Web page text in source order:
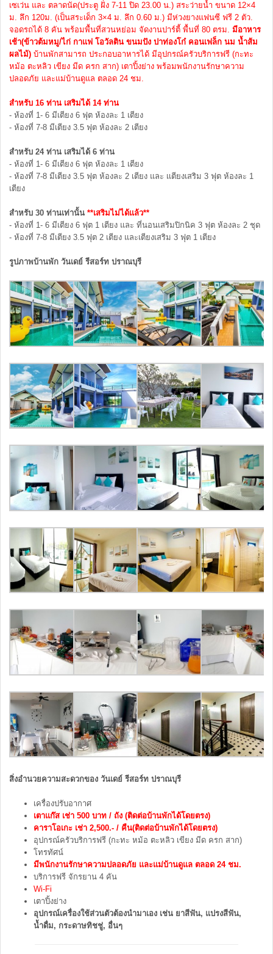
เซเว่น และ ตลาดนัด(ประตู ฝั่ง 7-11 ปิด 23.00 น.) สระว่ายน้ำ ขนาด 12×4
ม. ลึก 120ม. (เป็นสระเด็ก 3×4 ม. ลึก 0.60 ม.) มีห่วงยางแฟนซี ฟรี 2 ตัว.
จอดรถได้ 8 คัน พร้อมพื้นที่สวนหย่อม จัดงานปาร์ตี้ พื้นที่ 80 ตรม. มีอาหาร
เช้า(ข้าวต้มหมู/ไก่ กาแฟ โอวัลติน ขนมปัง ปาท่องโก๋ คอนเฟล็ก นม น้ำส้ม
ผลไม้) บ้านพักสามารถ ประกอบอาหารได้ มีอุปกรณ์ครัวบริการฟรี (กะทะ
หม้อ ตะหลิว เขียง มีด ครก สาก) เตาปิ้งย่าง พร้อมพนักงานรักษาความ
ปลอดภัย และแม่บ้านดูแล ตลอด 24 ชม.
สำหรับ 16 ท่าน เสริมได้ 14 ท่าน
- ห้องที่ 1- 6 มีเตียง 6 ฟุต ห้องละ 1 เตียง
- ห้องที่ 7-8 มีเตียง 3.5 ฟุต ห้องละ 2 เตียง
สำหรับ 24 ท่าน เสริมได้ 6 ท่าน
- ห้องที่ 1- 6 มีเตียง 6 ฟุต ห้องละ 1 เตียง
- ห้องที่ 7-8 มีเตียง 3.5 ฟุต ห้องละ 2 เตียง และ เเตียงเสริม 3 ฟุต ห้องละ 1
เตียง
สำหรับ 30 ท่านเท่านั้น **เสริมไม่ได้แล้ว**
- ห้องที่ 1- 6 มีเตียง 6 ฟุต 1 เตียง และ ที่นอนเสริมปิกนิค 3 ฟุต ห้องละ 2 ชุด
- ห้องที่ 7-8 มีเตียง 3.5 ฟุต 2 เตียง และเตียงเสริม 3 ฟุต 1 เตียง
รูปภาพบ้านพัก วันเดย์ รีสอร์ท ปราณบุรี
สิ่งอำนวยความสะดวกของ วันเดย์ รีสอร์ท ปราณบุรี
เครื่องปรับอากาศ
เตาแก๊ส เช่า 500 บาท / ถัง (ติดต่อบ้านพักได้โดยตรง)
คาราโอเกะ เช่า 2,500.- / คืน(ติดต่อบ้านพักได้โดยตรง)
อุปกรณ์ครัวบริการฟรี (กะทะ หม้อ ตะหลิว เขียง มีด ครก สาก)
โทรทัศน์
มีพนักงานรักษาความปลอดภัย และแม่บ้านดูแล ตลอด 24 ชม.
บริการฟรี จักรยาน 4 คัน
Wi-Fi
เตาปิ้งย่าง
อุปกรณ์เครื่องใช้ส่วนตัวต้องนำมาเอง เช่น ยาสีฟัน, แปรงสีฟัน,
น้ำดื่ม, กระดาษทิชชู่, อื่นๆ